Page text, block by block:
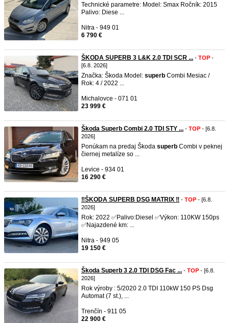
Technické parametre: Model: Smax Ročník: 2015
Palivo: Diese ...
Nitra - 949 01
6 790 €
ŠKODA SUPERB 3 L&K 2.0 TDI SCR ... - TOP -
[6.8. 2026]
Značka: Škoda Model: superb Combi Mesiac /
Rok: 4 / 2022 ...
Michalovce - 071 01
23 999 €
Škoda Superb Combi 2.0 TDI STY ... - TOP - [6.8.
2026]
Ponúkam na predaj Škoda superb Combi v peknej
čiernej metalíze so ...
Levice - 934 01
16 290 €
‼️ŠKODA SUPERB DSG MATRIX ‼️ - TOP - [6.8.
2026]
Rok: 2022 ✅Palivo:Diesel ✅Výkon: 110KW 150ps
✅Najazdené km: ...
Nitra - 949 05
19 150 €
Škoda Superb 3 2.0 TDI DSG Fac ... - TOP - [6.8.
2026]
Rok výroby : 5/2020 2.0 TDI 110kW 150 PS Dsg
Automat (7 st.), ...
Trenčín - 911 05
22 900 €